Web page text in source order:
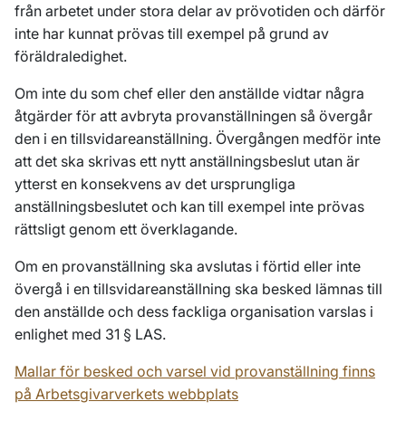
från arbetet under stora delar av prövotiden och därför
inte har kunnat prövas till exempel på grund av
föräldraledighet.
Om inte du som chef eller den anställde vidtar några
åtgärder för att avbryta provanställningen så övergår
den i en tillsvidareanställning. Övergången medför inte
att det ska skrivas ett nytt anställningsbeslut utan är
ytterst en konsekvens av det ursprungliga
anställningsbeslutet och kan till exempel inte prövas
rättsligt genom ett överklagande.
Om en provanställning ska avslutas i förtid eller inte
övergå i en tillsvidareanställning ska besked lämnas till
den anställde och dess fackliga organisation varslas i
enlighet med 31 § LAS.
Mallar för besked och varsel vid provanställning finns
på Arbetsgivarverkets webbplats